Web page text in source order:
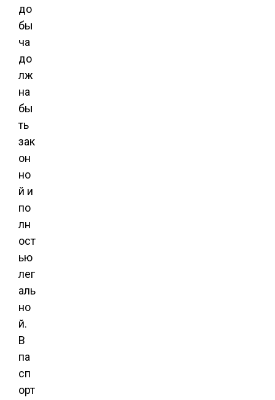
до
бы
ча
до
лж
на
бы
ть
зак
он
но
й и
по
лн
ост
ью
лег
аль
но
й.
В
па
сп
орт